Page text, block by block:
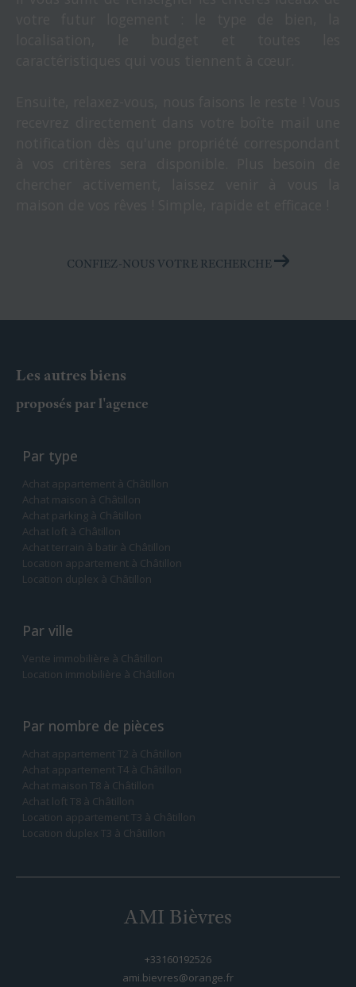
CONFIEZ-NOUS VOTRE RECHERCHE
Les autres biens
proposés par l'agence
Par type
Achat appartement à Châtillon
Achat maison à Châtillon
Achat parking à Châtillon
Achat loft à Châtillon
Achat terrain à batir à Châtillon
Location appartement à Châtillon
Location duplex à Châtillon
Par ville
Vente immobilière à Châtillon
Location immobilière à Châtillon
Par nombre de pièces
Achat appartement T2 à Châtillon
Achat appartement T4 à Châtillon
Achat maison T8 à Châtillon
Achat loft T8 à Châtillon
Location appartement T3 à Châtillon
Location duplex T3 à Châtillon
AMI Bièvres
+33160192526
ami.bievres@orange.fr